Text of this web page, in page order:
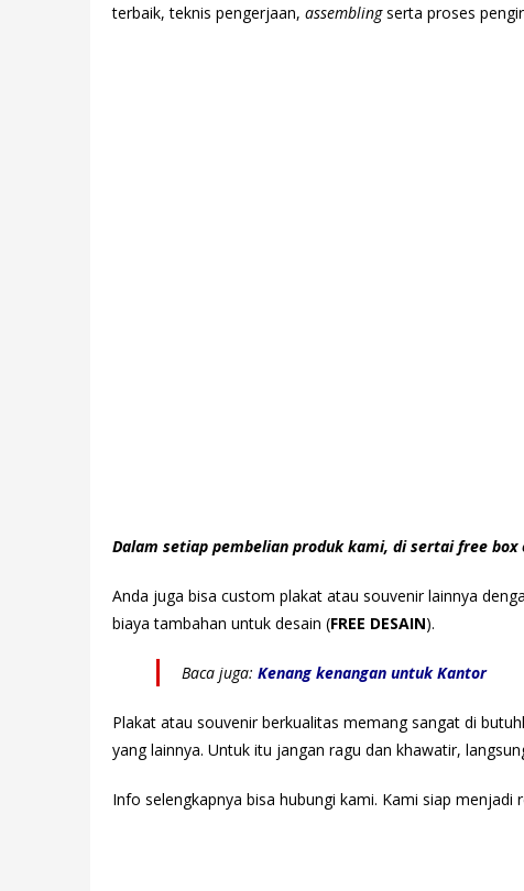
terbaik, teknis pengerjaan, assemblingserta proses
Dalam setiap pembelian produk kami, di sertai free
Anda juga bisa custom plakat atau souvenir lainnya
biaya tambahan untuk desain (FREE DESAIN).
Baca juga: Kenang kenangan untuk Kantor
Plakat atau souvenir berkualitas memang sangat di
yang lainnya. Untuk itu jangan ragu dan khawatir,
Info selengkapnya bisa hubungi kami. Kami siap menjadi